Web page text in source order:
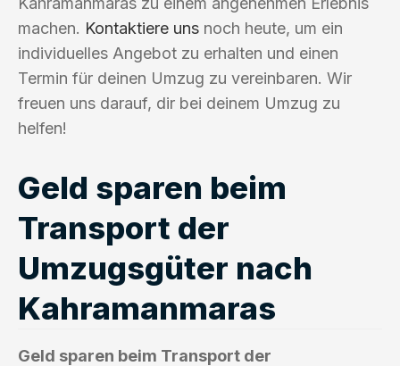
machen. Kontaktiere uns noch heute, um ein
individuelles Angebot zu erhalten und einen
Termin für deinen Umzug zu vereinbaren. Wir
freuen uns darauf, dir bei deinem Umzug zu
helfen!
Geld sparen beim
Transport der
Umzugsgüter nach
Kahramanmaras
Geld sparen beim Transport der